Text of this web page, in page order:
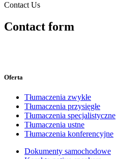
Contact Us
Contact form
Oferta
Tłumaczenia zwykłe
Tłumaczenia przysięgłe
Tłumaczenia specjalistyczne
Tłumaczenia ustne
Tłumaczenia konferencyjne
Dokumenty samochodowe